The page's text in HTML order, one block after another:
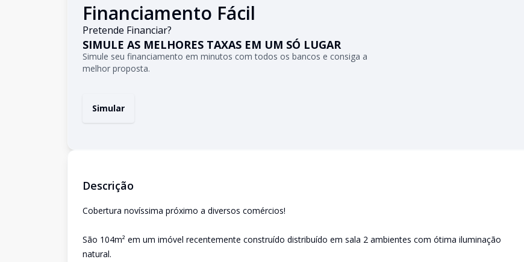
Financiamento Fácil
Pretende Financiar?
SIMULE AS MELHORES TAXAS EM UM SÓ LUGAR
Simule seu financiamento em minutos com todos os bancos e consiga a
melhor proposta.
Simular
Descrição
Cobertura novíssima próximo a diversos comércios!
São 104m² em um imóvel recentemente construído distribuído em sala 2 ambientes com ótima iluminação
natural.